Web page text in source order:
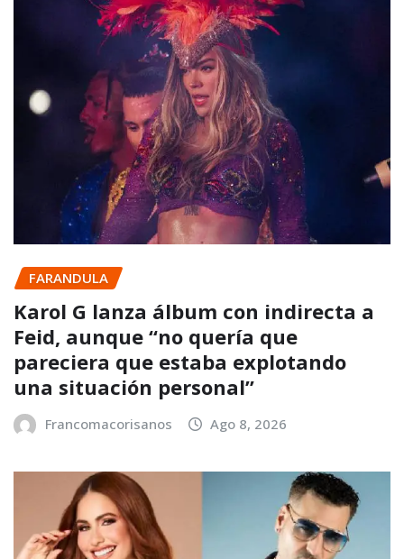
FARANDULA
Karol G lanza álbum con indirecta a
Feid, aunque “no quería que
pareciera que estaba explotando
una situación personal”
Francomacorisanos Ago 8, 2026